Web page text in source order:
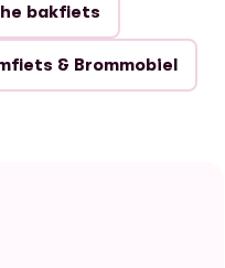
bakfiets
& Brommobiel